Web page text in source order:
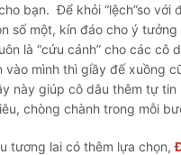
cho bạn. Để khỏi “lệch”so
số một, kín đáo cho ý
là “cứu cánh” cho các cô
vào mình thì giầy đế xuồng
này giúp cô dâu thêm tự
chòng chành trong mỗi
tương lai có thêm lựa chọn,